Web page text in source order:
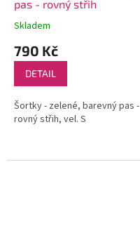
pas - rovný střih
Skladem
790 Kč
DETAIL
Šortky - zelené, barevný pas -
rovný střih, vel. S